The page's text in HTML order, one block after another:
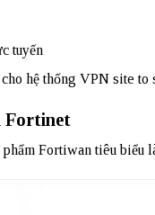
tuyến
hệ thống VPN site to
Fortinet
Fortiwan tiêu